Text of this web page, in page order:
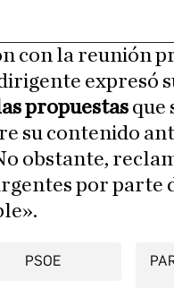
con la reunión
expresó
propuestas que
su contenido
obstante,
por parte
PSOE